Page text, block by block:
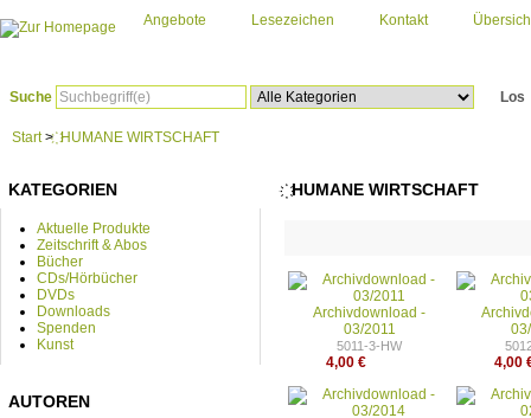
Angebote Lesezeichen Kontakt
Suche Los
Start>҉ HUMANE WIRTSCHAFT
KATEGORIEN
Aktuelle Produkte
Zeitschrift & Abos
Bücher
CDs/Hörbücher
DVDs
Downloads
Spenden
Kunst
AUTOREN
҉ HUMANE WIRTSCHAFT
Archivdownload -
03/2011
5011-3-HW
4,00 € 4,00